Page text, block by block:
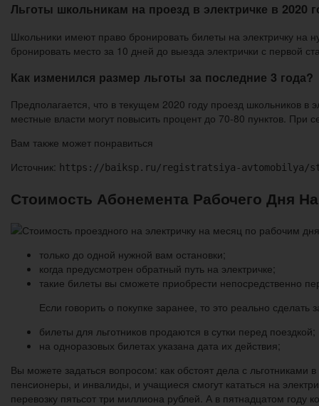
Льготы школьникам на проезд в электричке в 2020
Школьники имеют право бронировать билеты на электричку на
бронировать место за 10 дней до выезда электрички с первой
Как изменился размер льготы за последние 3 года?
Предполагается, что в текущем 2020 году проезд школьников
местные власти могут повысить процент до 70-80 пунктов.
Вам также может понравиться
Источник: https://baiksp.ru/registratsiya-avtomobilya/
Стоимость Абонемента Рабочего Дня
только до одной нужной вам остановки;
когда предусмотрен обратный путь на электричке;
такие билеты вы сможете приобрести непосредственно
Если говорить о покупке заранее, то это реально сделать
билеты для льготников продаются в сутки перед поездкой;
на одноразовых билетах указана дата их действия;
Вы можете задаться вопросом: как обстоят дела с льготниками
пенсионеры, и инвалиды, и учащиеся смогут кататься на
перевозку пятьсот три миллиона рублей. А в пятнадцатом